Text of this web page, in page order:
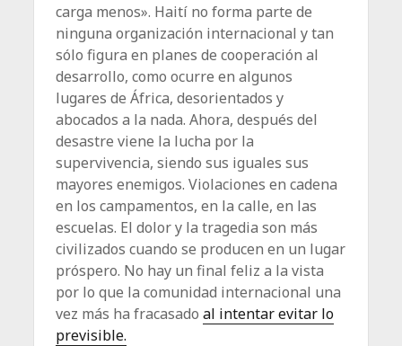
carga menos». Haití no forma parte de
ninguna organización internacional y tan
sólo figura en planes de cooperación al
desarrollo, como ocurre en algunos
lugares de África, desorientados y
abocados a la nada. Ahora, después del
desastre viene la lucha por la
supervivencia, siendo sus iguales sus
mayores enemigos. Violaciones en cadena
en los campamentos, en la calle, en las
escuelas. El dolor y la tragedia son más
civilizados cuando se producen en un lugar
próspero. No hay un final feliz a la vista
por lo que la comunidad internacional una
vez más ha fracasadoal intentar evitar lo
previsible.